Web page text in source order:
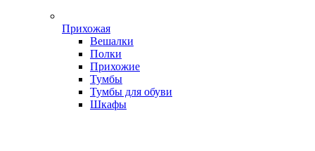
Прихожая
Вешалки
Полки
Прихожие
Тумбы
Тумбы для обуви
Шкафы